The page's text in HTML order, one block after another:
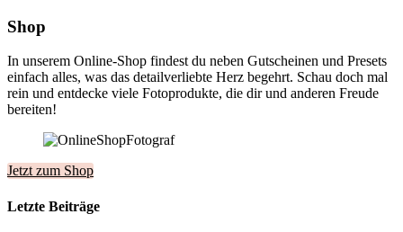
Shop
In unserem Online-Shop findest du neben Gutscheinen und Presets
einfach alles, was das detailverliebte Herz begehrt. Schau doch mal
rein und entdecke viele Fotoprodukte, die dir und anderen Freude
bereiten!
Jetzt zum Shop
Letzte Beiträge